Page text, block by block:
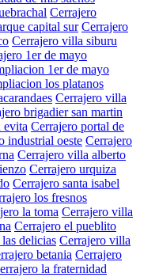
Cerrajero
capital sur Cerrajero
Cerrajero villa siburu
1er de mayo
1er de mayo
los platanos
Cerrajero villa
brigadier san martin
evita Cerrajero portal de
industrial oeste Cerrajero
Cerrajero villa alberto
Cerrajero urquiza
Cerrajero santa isabel
los fresnos
la toma Cerrajero villa
Cerrajero el pueblito
delicias Cerrajero villa
betania Cerrajero
la fraternidad